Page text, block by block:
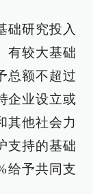
础研究投入
有较大基础
总额不超过
企业设立或
其他社会力
支持的基础
给予共同支